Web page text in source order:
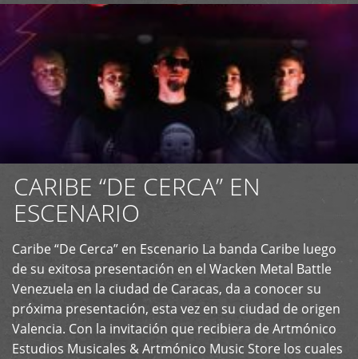
CARIBE “DE CERCA” EN
ESCENARIO
Caribe “De Cerca” en Escenario La banda Caribe luego
de su exitosa presentación en el Wacken Metal Battle
Venezuela en la ciudad de Caracas, da a conocer su
próxima presentación, esta vez en su ciudad de origen
Valencia. Con la invitación que recibiera de Artmónico
Estudios Musicales & Artmónico Music Store los cuales
+